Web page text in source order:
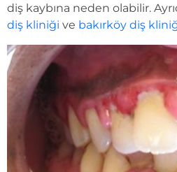
diş kaybına neden olabilir.
diş kliniği ve bakırköy diş